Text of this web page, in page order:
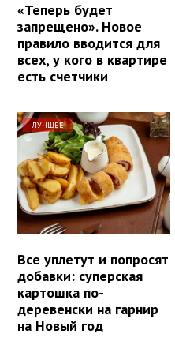
«Теперь будет
запрещено». Новое
правило вводится для
всех, у кого в квартире
есть счетчики
ЛУЧШЕЕ
Все уплетут и попросят
добавки: суперская
картошка по-
деревенски на гарнир
на Новый год